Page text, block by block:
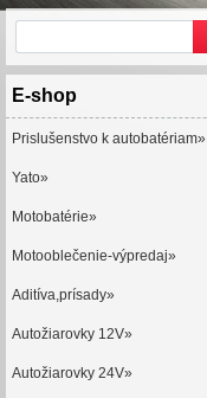
E-shop
Prislušenstvo k autobatériam»
Yato»
Motobatérie»
Motooblečenie-výpredaj»
Aditíva,prísady»
Autožiarovky 12V»
Autožiarovky 24V»